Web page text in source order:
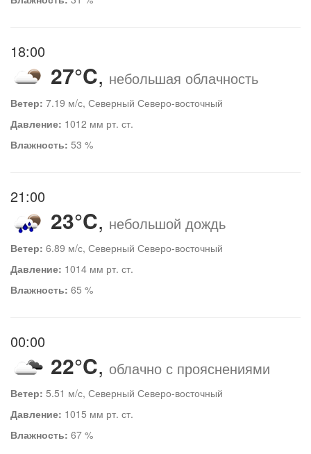
18:00
27°C, небольшая облачность
Ветер: 7.19 м/с, Северный Северо-восточный
Давление: 1012 мм рт. ст.
Влажность: 53 %
21:00
23°C, небольшой дождь
Ветер: 6.89 м/с, Северный Северо-восточный
Давление: 1014 мм рт. ст.
Влажность: 65 %
00:00
22°C, облачно с прояснениями
Ветер: 5.51 м/с, Северный Северо-восточный
Давление: 1015 мм рт. ст.
Влажность: 67 %